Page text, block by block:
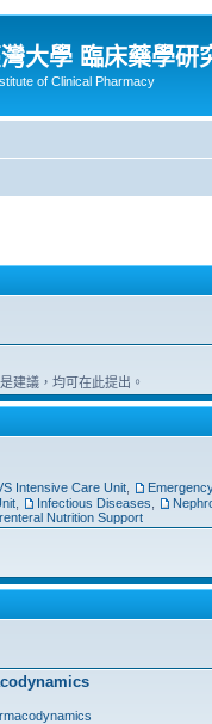
大學 臨床藥學研
of Clinical Pharmacy
建議，均可在此提出。
Intensive Care Unit
Infectious Diseases
Nutrition Support